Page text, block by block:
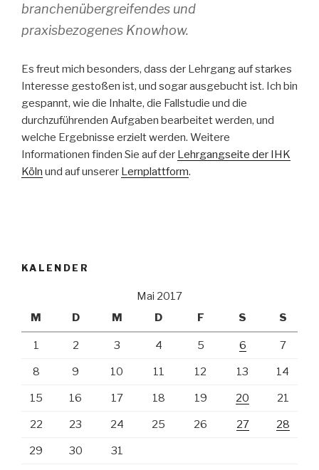
branchenübergreifendes und
praxisbezogenes Knowhow.
Es freut mich besonders, dass der Lehrgang auf starkes
Interesse gestoßen ist, und sogar ausgebucht ist. Ich bin
gespannt, wie die Inhalte, die Fallstudie und die
durchzuführenden Aufgaben bearbeitet werden, und
welche Ergebnisse erzielt werden. Weitere
Informationen finden Sie auf der Lehrgangseite der IHK
Köln und auf unserer Lernplattform.
KALENDER
Mai 2017
M
D M D F S S
1 2 3 4 5 6 7
8 9 10 11 12 13 14
15 16 17 18 19 20 21
22 23 24 25 26 27 28
29 30 31